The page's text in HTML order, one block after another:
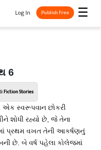
☰
Log In Publish Free
6
Fiction Stories
એક સ્વરૂપવાન છોકરી
શોધી રહ્યો છે, જે તેના
પ્રથમ વખત તેની આકર્ષણનું
છે. બે વર્ષ પહેલા કોલેજમાં